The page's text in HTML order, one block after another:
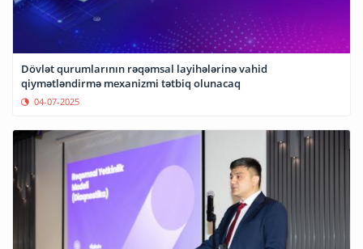
Dövlət qurumlarının rəqəmsal layihələrinə vahid
qiymətləndirmə mexanizmi tətbiq olunacaq
04-07-2025